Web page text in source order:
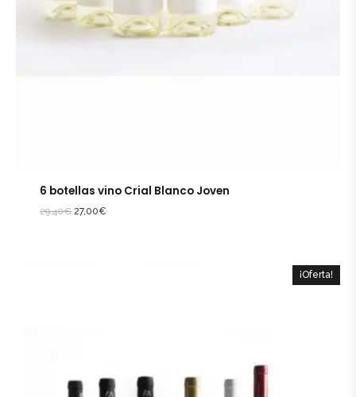
6 botellas vino Crial Blanco Joven
29,40€ 27,00€
¡Oferta!